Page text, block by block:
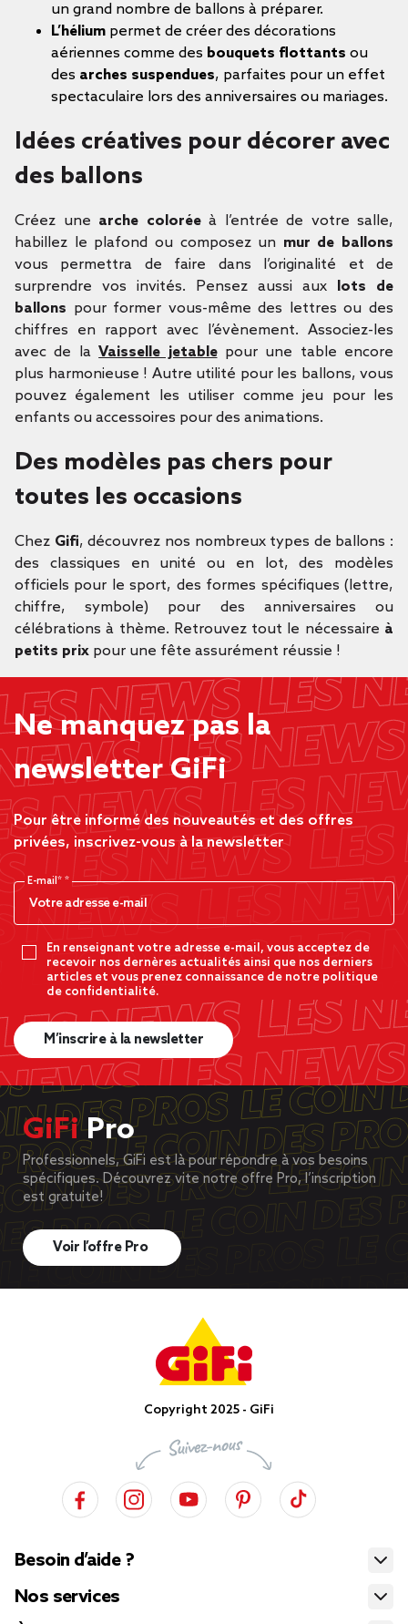
un grand nombre de ballons à préparer.
L’hélium permet de créer des décorations
aériennes comme des bouquets flottants ou
des arches suspendues, parfaites pour un effet
spectaculaire lors des anniversaires ou mariages.
Idées créatives pour décorer avec
des ballons
Créez une arche coloréeà l’entrée de votre salle,
habillez le plafond ou composez un mur de ballons
vous permettra de faire dans l’originalité et de
surprendre vos invités. Pensez aussi aux lots de
ballons pour former vous-même des lettres ou des
chiffres en rapport avec l’évènement. Associez-les
avec de laVaisselle jetablepour une table encore
plus harmonieuse ! Autre utilité pour les ballons, vous
pouvez également les utiliser comme jeu pour les
enfants ou accessoires pour des animations.
Des modèles pas chers pour
toutes les occasions
Chez Gifi, découvrez nos nombreux types de ballons :
des classiques en unité ou en lot, des modèles
officiels pour le sport, des formes spécifiques (lettre,
chiffre, symbole) pour des anniversaires ou
célébrations à thème. Retrouvez tout le nécessaire à
petits prix pour une fête assurément réussie !
Ne manquez pas la
newsletter GiFi
Pour être informé des nouveautés et des offres
privées, inscrivez-vous à la newsletter
E-mail*
En renseignant votre adresse e-mail, vous acceptez de
recevoir nos dernères actualités ainsi que nos derniers
articles et vous prenez connaissance de notre politique
de confidentialité.
M’inscrire à la newsletter
GiFiPro
Professionnels, GiFi est là pour répondre à vos besoins
spécifiques. Découvrez vite notre offre Pro, l’inscription
est gratuite!
Voir l’offre Pro
Copyright 2025 - GiFi
Besoin d’aide ?
Nos services